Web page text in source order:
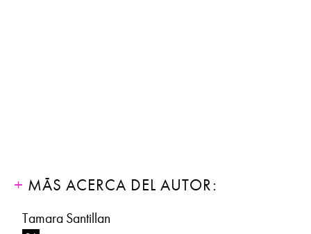
MÁS ACERCA DEL AUTOR:
Tamara Santillan